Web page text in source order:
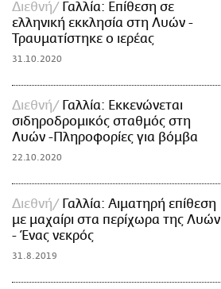
Διεθνή
Γαλλία: Επίθεση σε
ελληνική εκκλησία στη Λυών -
Τραυματίστηκε ο ιερέας
31.10.2020
Διεθνή
Γαλλία: Εκκενώνεται
σιδηροδρομικός σταθμός στη
Λυών -Πληροφορίες για βόμβα
22.10.2020
Διεθνή
Γαλλία: Αιματηρή επίθεση
με μαχαίρι στα περίχωρα της Λυών
- Ένας νεκρός
31.8.2019